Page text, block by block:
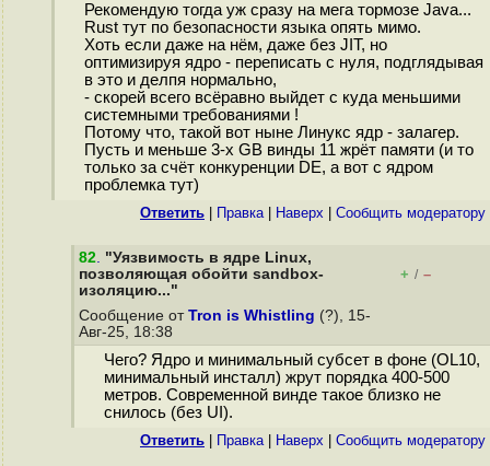
Рекомендую тогда уж сразу на мега тормозе Java...
Rust тут по безопасности языка опять мимо.
Хоть если даже на нём, даже без JIT, но
оптимизируя ядро - переписать с нуля, подглядывая
в это и делпя нормально,
- скорей всего всёравно выйдет с куда меньшими
системными требованиями !
Потому что, такой вот ныне Линукс ядр - залагер.
Пусть и меньше 3-х GB винды 11 жрёт памяти (и то
только за счёт конкуренции DE, а вот с ядром
проблемка тут)
Ответить Правка| Наверх Cообщить модератору
82. "Уязвимость в ядре Linux,
позволяющая обойти sandbox-
изоляцию..."
+ / –
Сообщение от Tron is Whistling (?), 15-
Авг-25, 18:38
Чего? Ядро и минимальный субсет в фоне (OL10,
минимальный инсталл) жрут порядка 400-500
метров. Современной винде такое близко не
снилось (без UI).
Ответить Правка| Наверх Cообщить модератору